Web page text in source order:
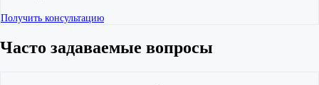
Получить консультацию
Часто задаваемые вопросы